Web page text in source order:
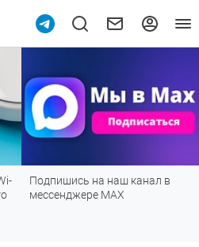
Рейтинг телевизоров 2026:
лучшие модели для гостиной,